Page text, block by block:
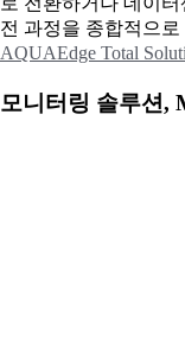
전 과정을 종합적으
AQUAEdge Total
모니터링 솔루션,